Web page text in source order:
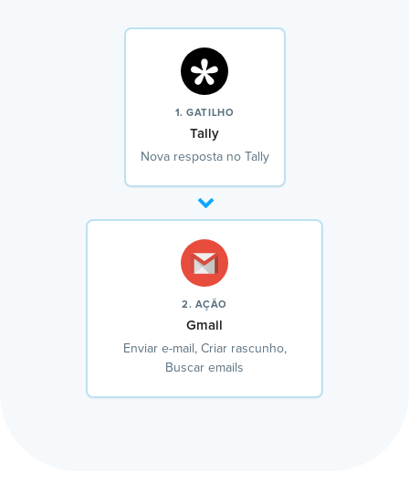
1. GATILHO
Tally
Nova resposta no Tally
2. AÇÃO
Gmail
Enviar e-mail, Criar rascunho,
Buscar emails